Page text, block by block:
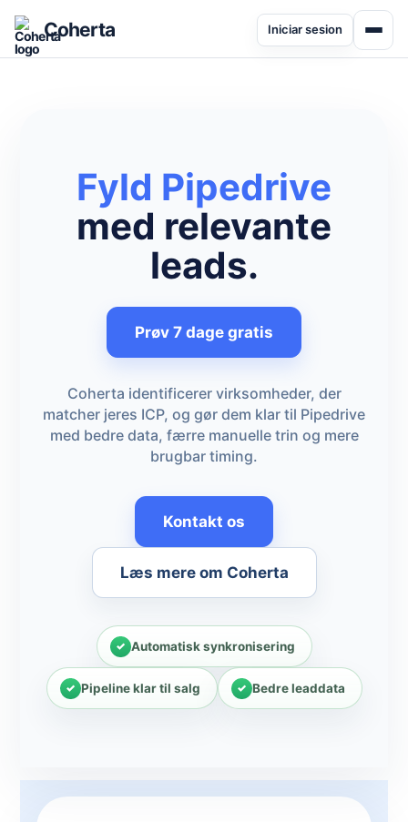
Coherta Iniciar sesion
Fyld Pipedrive
med relevante
leads.
Prøv 7 dage gratis
Coherta identificerer virksomheder, der
matcher jeres ICP, og gør dem klar til Pipedrive
med bedre data, færre manuelle trin og mere
brugbar timing.
Kontakt os
Læs mere om Coherta
Automatisk synkronisering
Pipeline klar til salg Bedre leaddata